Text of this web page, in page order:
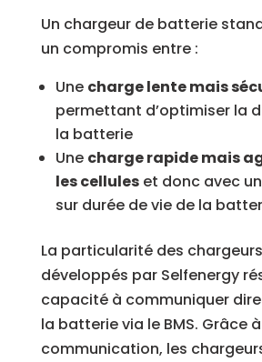
Un chargeur de batterie
un compromis entre :
Une charge lente mais
permettant d’optimiser la
la batterie
Une charge rapide mais
les celluleset donc avec
sur durée de vie de la
La particularité des
développés par Selfenergy
capacité à communiquer
la batterie via le BMS. Grâce
communication, les